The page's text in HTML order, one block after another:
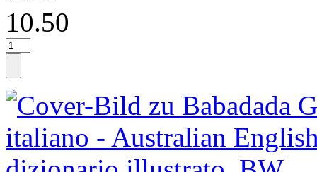
10.50